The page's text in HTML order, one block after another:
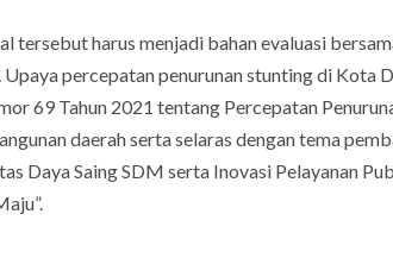
tersebut harus menjadi bahan evaluasi
percepatan penurunan stunting di Kota
69 Tahun 2021 tentang Percepatan
daerah serta selaras dengan tema
Daya Saing SDM serta Inovasi Pelayanan